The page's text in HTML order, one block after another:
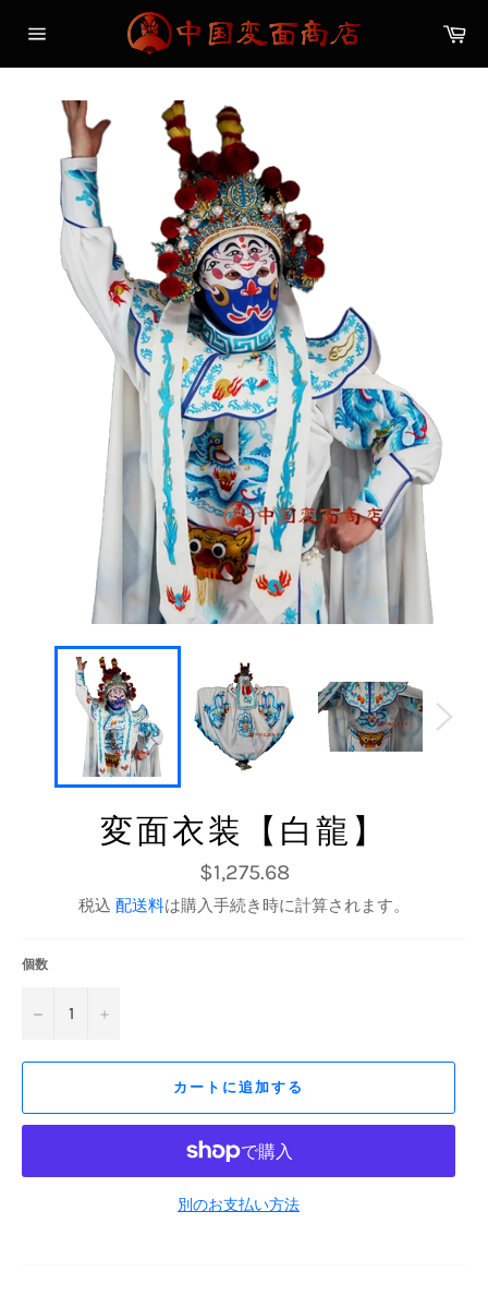
イ
カ
ト
変面衣装【白龍】
通
常
価
$1,275.68
税込 配送料は購入手続き時に計算されます。
個数
− +
カートに追加する
別のお支払い方法